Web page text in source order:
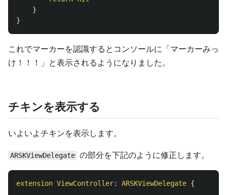
}
}
これでマーカーを認識するとコンソールに「マーカーみっ
け！！！」と表示されるようになりました。
チキンを表示する
いよいよチキンを表示します。
ARSKViewDelegate の部分を下記のように修正します。
extension ViewController: ARSKViewDelegate {